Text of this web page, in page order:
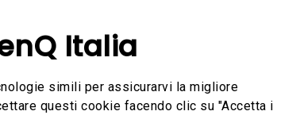
Italia
simili per assicurarvi la migliore
questi cookie facendo clic su "Accetta i
soggetto non autorizzato esegue delle
di autorizzazione di reso merce - un
dal BenQ Team per la restituzione di un
un numero di rintracciamento che